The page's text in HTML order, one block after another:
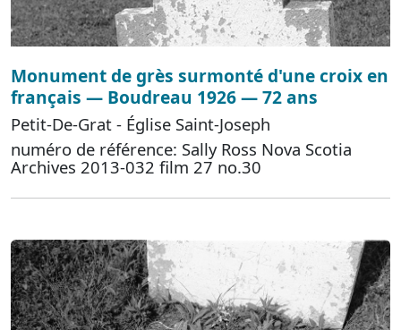
Monument de grès surmonté d'une croix en
français — Boudreau 1926 — 72 ans
Petit-De-Grat - Église Saint-Joseph
numéro de référence: Sally Ross Nova Scotia
Archives 2013-032 film 27 no.30